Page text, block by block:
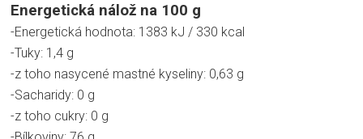
Energetická nálož na 100 g
-Energetická hodnota: 1383 kJ / 330 kcal
-Tuky: 1,4 g
-z toho nasycené mastné kyseliny: 0,63 g
-Sacharidy: 0 g
-z toho cukry: 0 g